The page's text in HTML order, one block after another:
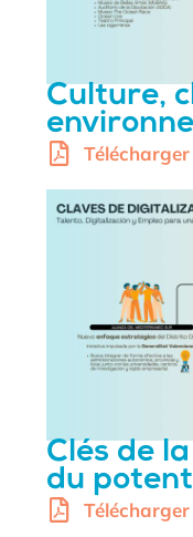
Culture,
Clés de
du